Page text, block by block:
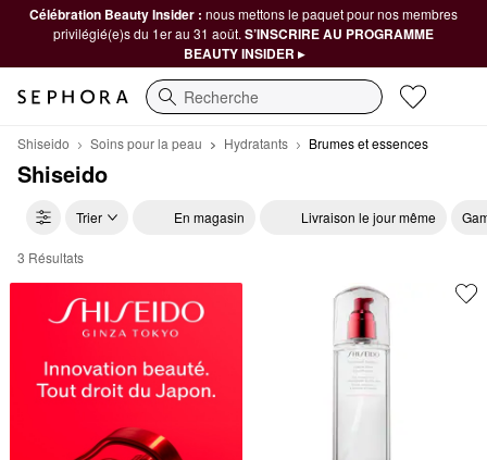
Célébration Beauty Insider : nous mettons le paquet pour nos membres
privilégié(e)s du 1er au 31 août. S’INSCRIRE AU PROGRAMME
BEAUTY INSIDER ▸
Recherche
Shiseido Soins pour la peau Hydratants Brumes et essences
Shiseido
Trier En magasin Livraison le jour même
Shiseido Brumes et essences
3 Résultats